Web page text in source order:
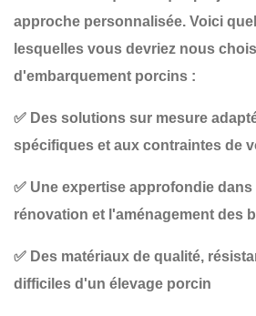
approche personnalisée. Voici
lesquelles vous devriez nous
d'embarquement porcins :
✅ Des solutions sur mesure
spécifiques et aux contraintes de
✅ Une expertise approfondie dans
rénovation et l'aménagement des
✅ Des matériaux de qualité,
difficiles d'un élevage porcin